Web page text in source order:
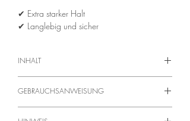
✔︎ Extra starker Halt
✔︎ Langlebig und sicher
INHALT
GEBRAUCHSANWEISUNG